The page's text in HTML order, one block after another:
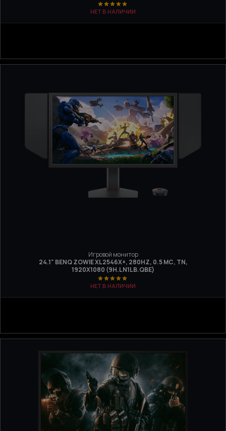
НЕТ В НАЛИЧИИ
Игровой монитор
24.1" BENQ ZOWIE XL2546X+, 280HZ, 0.5 МС, TN,
1920Х1080 (9H.LN1LB.QBE)
НЕТ В НАЛИЧИИ